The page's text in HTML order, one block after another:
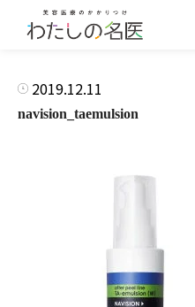
2019.12.11
navision_taemulsion